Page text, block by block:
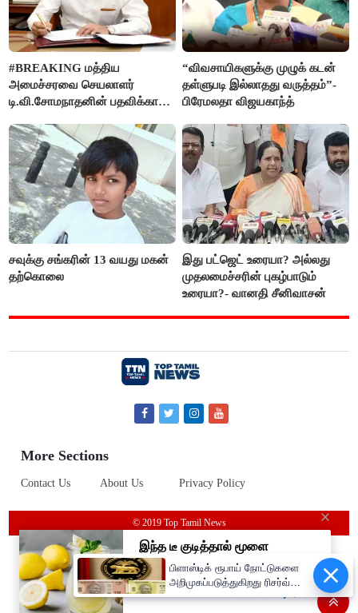
#BREAKING மத்திய
அமைச்சரவை செயலாளர்
டி.வி.சோமநாதனின் பதவிக்காலம்
“விவசாயிகளுக்கு முழுக் கடன்
தள்ளுபடி இல்லாதது வருத்தம்”-
பிரேமலதா விஜயகாந்த்
சவுக்கு சங்கரின் 13 வயது மகன்
தற்கொலை
இது பட்ஜெட் உரையா? அல்லது
முதலமைச்சரின் புகழ்பாடும்
உரையா?- வானதி சீனிவாசன்
More Sections
Contact Us About Us Privacy Policy
© 2019 Top Tamil News
பிளாஸ்டிக் ரூபாய் நோட்டுகளை
அறிமுகப்படுத்துகிறது ரிசர்வ்
வங்கி: முதற்கட்டமாக ரூ.10,